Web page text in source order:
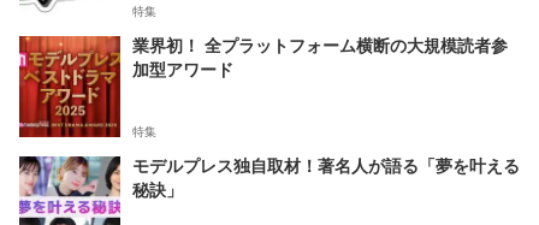
特集
業界初！ 全プラットフォーム横断の大規模読者参
加型アワード
特集
モデルプレス独自取材！著名人が語る「夢を叶える
秘訣」